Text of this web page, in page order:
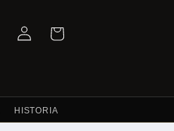
Log
in
Cart
HISTORIA